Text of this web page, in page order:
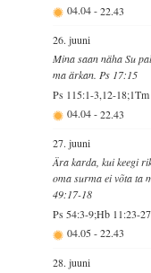
04.04-22.43
26. juuni
Mina saan näha Su
ma ärkan. Ps 17:15
Ps 115:1-3,12-
04.04-22.43
27. juuni
Ära karda, kui keegi
oma surma ei võta ta
49:17-18
Ps 54:3-9;Hb 11:23-
04.05-22.43
28. juuni